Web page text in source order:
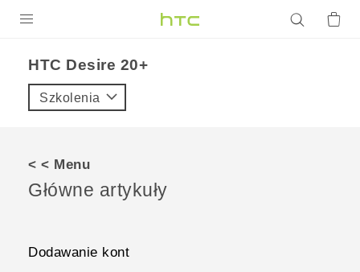
VIVE
POMOC TECHNICZNA
HTC Desire 20+
Szkolenia
< < Menu
Główne artykuły
Dodawanie kont